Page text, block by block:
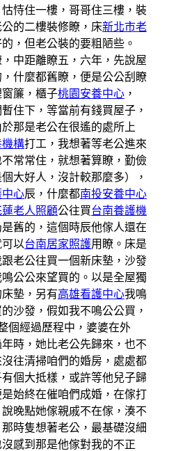
恃住一樓，哥哥住三樓，裝
的二樓裝修瞭，床新北市老
，但老公裝的要粗陋些。
距離瞭五，六年，先說屋
什麼都舊瞭，便是公公刮瞭
簾，櫃子桃園安養中心 ，
住下，等當前有錢買屋子，
那是老公在很遙的處所上
機構打工，我想著等老公進來
常常住，就想著算瞭，勤儉
大好人，沒計較那麼多），
中心辰，什麼都南投安養中心
蓮老人照顧公往買台南養護機
舊的，這個時辰他傢人還在
以台南居家照護用瞭。床是
跟老公往買一個新床墊，沙發
公公來望買的。以是全屋獨
墊，另有高雄看護中心我鳴
沙發，假如我不鳴公公買，
個經過歷程中，婆婆在外
時，她比老公先歸來，也不
往清掃咱們的婚房，處處都
個大抵樣，或許等他兒子歸
始終在催咱們成婚，在傢打
晚點她傢親戚不在傢，湊不
時隻想著老公，最基礎沒細
感到那是他傢對我的不正